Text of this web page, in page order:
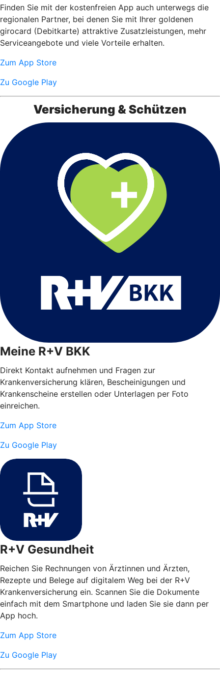
Finden Sie mit der kostenfreien App auch unterwegs die
regionalen Partner, bei denen Sie mit Ihrer goldenen
girocard (Debitkarte) attraktive Zusatzleistungen, mehr
Serviceangebote und viele Vorteile erhalten.
Zum App Store
Zu Google Play
Versicherung & Schützen
Meine R+V BKK
Direkt Kontakt aufnehmen und Fragen zur
Krankenversicherung klären, Bescheinigungen und
Krankenscheine erstellen oder Unterlagen per Foto
einreichen.
Zum App Store
Zu Google Play
R+V Gesundheit
Reichen Sie Rechnungen von Ärztinnen und Ärzten,
Rezepte und Belege auf digitalem Weg bei der R+V
Krankenversicherung ein. Scannen Sie die Dokumente
einfach mit dem Smartphone und laden Sie sie dann per
App hoch.
Zum App Store
Zu Google Play